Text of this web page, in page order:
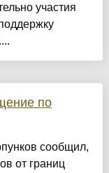
участия
по
сообщил,
от границ